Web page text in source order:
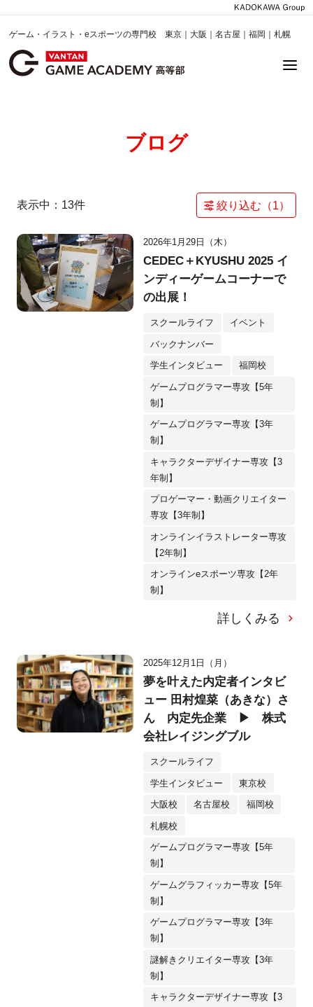
ゲーム・イラスト・eスポーツの専門校 東京｜大阪｜名古屋｜福岡｜札幌
ブログ
表示中： 13件 絞り込む（1）
2026年1月29日（木）
CEDEC＋KYUSHU 2025 イ
ンディーゲームコーナーで
の出展！
スクールライフ イベント
バックナンバー
学生インタビュー 福岡校
ゲームプログラマー専攻【5年
制】
ゲームプログラマー専攻【3年
制】
キャラクターデザイナー専攻【3
年制】
プロゲーマー・動画クリエイター
専攻【3年制】
オンラインイラストレーター専攻
【2年制】
オンラインeスポーツ専攻【2年
制】
詳しくみる
2025年12月1日（月）
夢を叶えた内定者インタビ
ュー 田村煌菜（あきな）さ
ん 内定先企業 ▶ 株式
会社レイジングブル
スクールライフ
学生インタビュー 東京校
大阪校 名古屋校 福岡校
札幌校
ゲームプログラマー専攻【5年
制】
ゲームグラフィッカー専攻【5年
制】
ゲームプログラマー専攻【3年
制】
謎解きクリエイター専攻【3年
制】
キャラクターデザイナー専攻【3